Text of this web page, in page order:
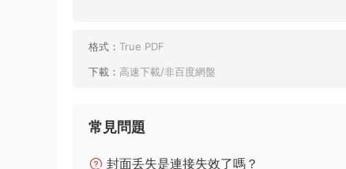
格式： True PDF
下載： 高速下載/非百度網盤
常見問題
封面丢失是連接失效了嗎？